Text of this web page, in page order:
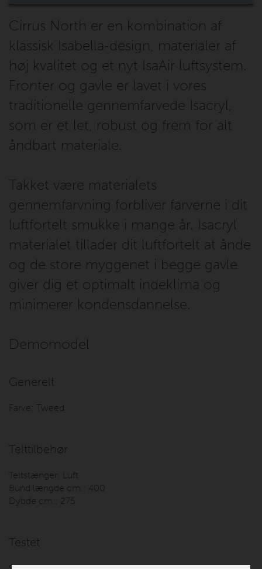
Cirrus North er en kombination af
klassisk Isabella-design, materialer af
høj kvalitet og et nyt IsaAir luftsystem.
Fronter og gavle er lavet i vores
traditionelle gennemfarvede Isacryl,
som er et let, robust og frem for alt
åndbart materiale.
Takket være materialets
gennemfarvning forbliver farverne i dit
luftfortelt smukke i mange år. Isacryl
materialet tillader dit luftfortelt at ånde
og de store myggenet i begge gavle
giver dig et optimalt indeklima og
minimerer kondensdannelse.
Demomodel
Generelt
Farve: Tweed
Telttilbehør
Teltstænger:
Luft
Bund længde cm.: 400
Dybde cm.: 275
Testet